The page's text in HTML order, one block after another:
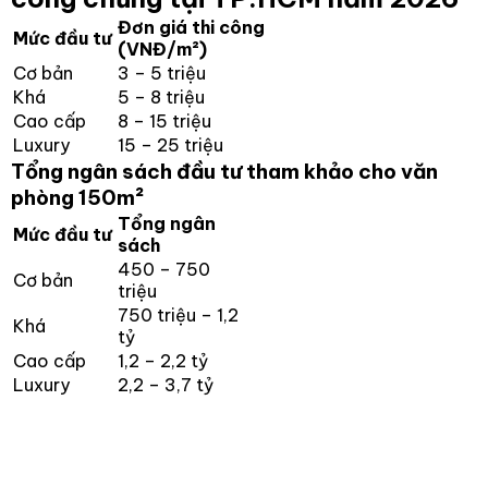
Mức đầu tư Đơn giá thi công
(VNĐ/m²)
Cơ bản
3 – 5 triệu
Khá
5 – 8 triệu
Cao cấp
8 – 15 triệu
Luxury
15 – 25 triệu
Tổng ngân sách đầu tư tham khảo cho văn
phòng 150m²
Mức đầu tư Tổng ngân
sách
Cơ bản
450 – 750
triệu
Khá
750 triệu – 1,2
tỷ
Cao cấp
1,2 – 2,2 tỷ
Luxury
2,2 – 3,7 tỷ